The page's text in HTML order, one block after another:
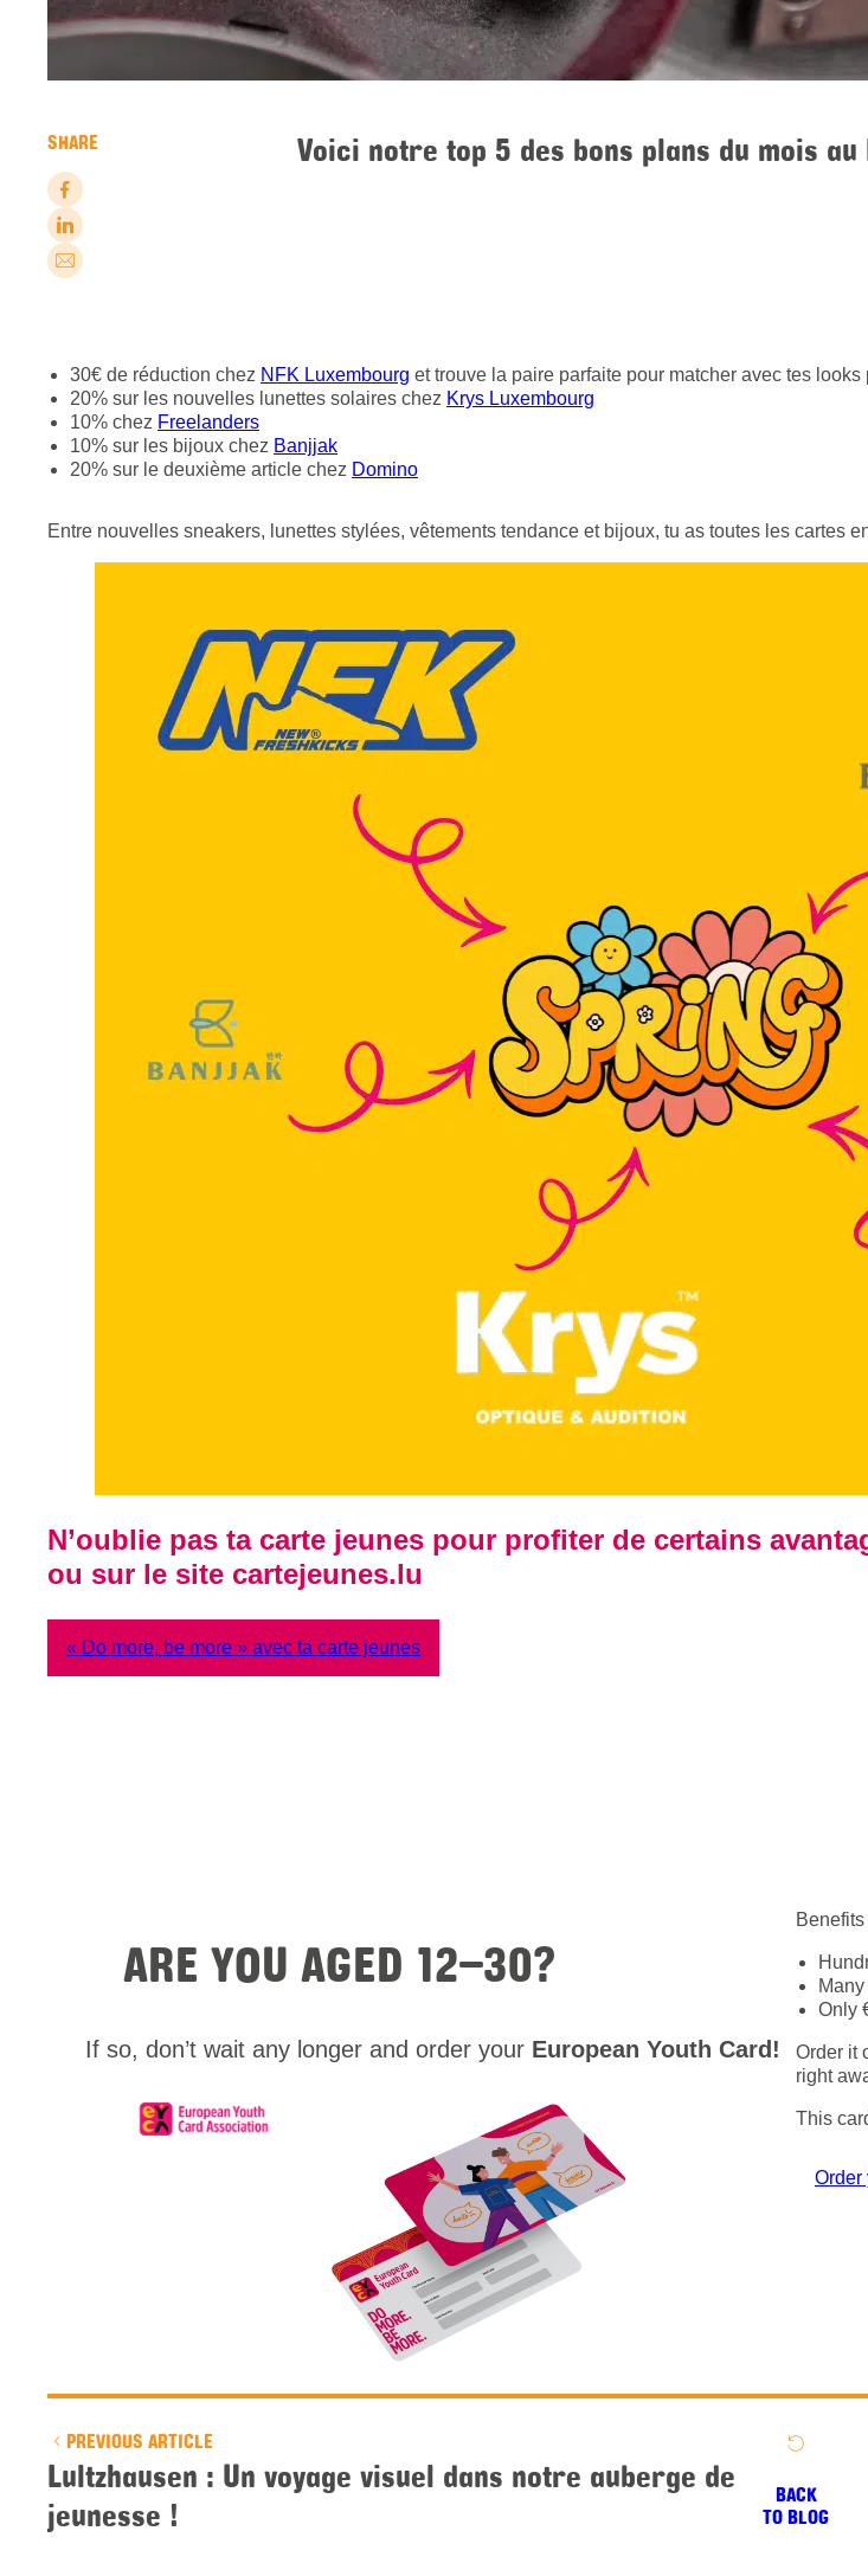
SHARE Voici notre top 5 des bons plans du mois au
30€ de réduction chez NFK Luxembourg et trouve la paire parfaite pour matcher avec tes looks
20% sur les nouvelles lunettes solaires chez Krys Luxembourg
10% chez Freelanders
10% sur les bijoux chez Banjjak
20% sur le deuxième article chez Domino
Entre nouvelles sneakers, lunettes stylées, vêtements tendance et bijoux, tu as toutes les cartes
N’oublie pas ta carte jeunes pour profiter de certains
ou sur le site cartejeunes.lu
« Do more, be more » avec ta carte jeunes
ARE YOU AGED 12–30?
If so, don’t wait any longer and order your European Youth Card!
Only
Order it
right
This
Order
PREVIOUS ARTICLE
Lultzhausen : Un voyage visuel dans notre auberge de
jeunesse !
BACK
TO BLOG